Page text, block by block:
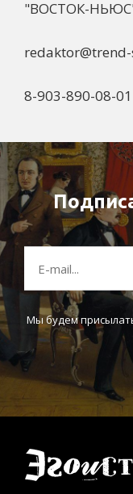
"ВОСТОК-
8-903-890-08-01
Мы будем